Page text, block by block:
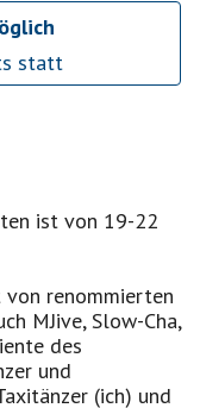
statt
ist von 19-22
renommierten
MJive, Slow-Cha,
des
und
(ich) und